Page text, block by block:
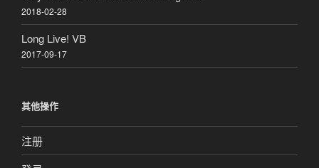
2018-02-28
Long Live! VB
2017-09-17
其他操作
注册